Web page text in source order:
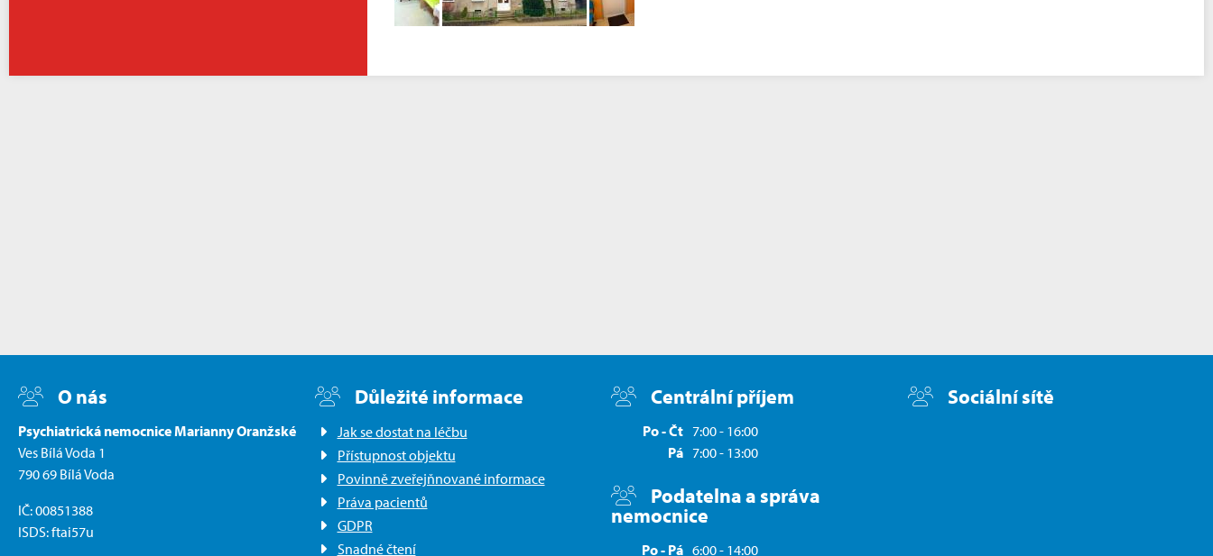
O nás
Psychiatrická nemocnice Marianny Oranžské
Ves Bílá Voda 1
790 69 Bílá Voda
IČ: 00851388
ISDS: ftai57u
Důležité informace
Jak se dostat na léčbu
Přístupnost objektu
Povinně zveřejňnované informace
Práva pacientů
GDPR
Snadné čtení
Centrální příjem
Po - Čt
Pá
7:00 - 16:00
7:00 - 13:00
Podatelna a správa
nemocnice
Po - Pá 6:00 - 14:00
Sociální sítě